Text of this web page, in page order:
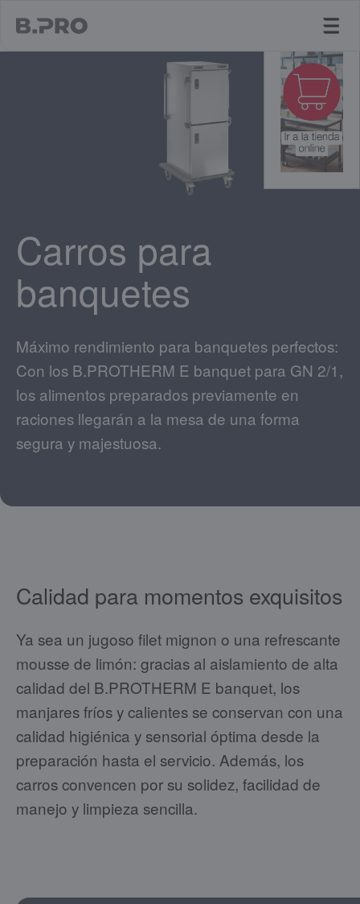
Carros para
banquetes
Máximo rendimiento para banquetes perfectos:
Con los B.PROTHERM E banquet para GN 2/1,
los alimentos preparados previamente en
raciones llegarán a la mesa de una forma
segura y majestuosa.
Calidad para momentos exquisitos
Ya sea un jugoso filet mignon o una refrescante
mousse de limón: gracias al aislamiento de alta
calidad del B.PROTHERM E banquet, los
manjares fríos y calientes se conservan con una
calidad higiénica y sensorial óptima desde la
preparación hasta el servicio. Además, los
carros convencen por su solidez, facilidad de
manejo y limpieza sencilla.